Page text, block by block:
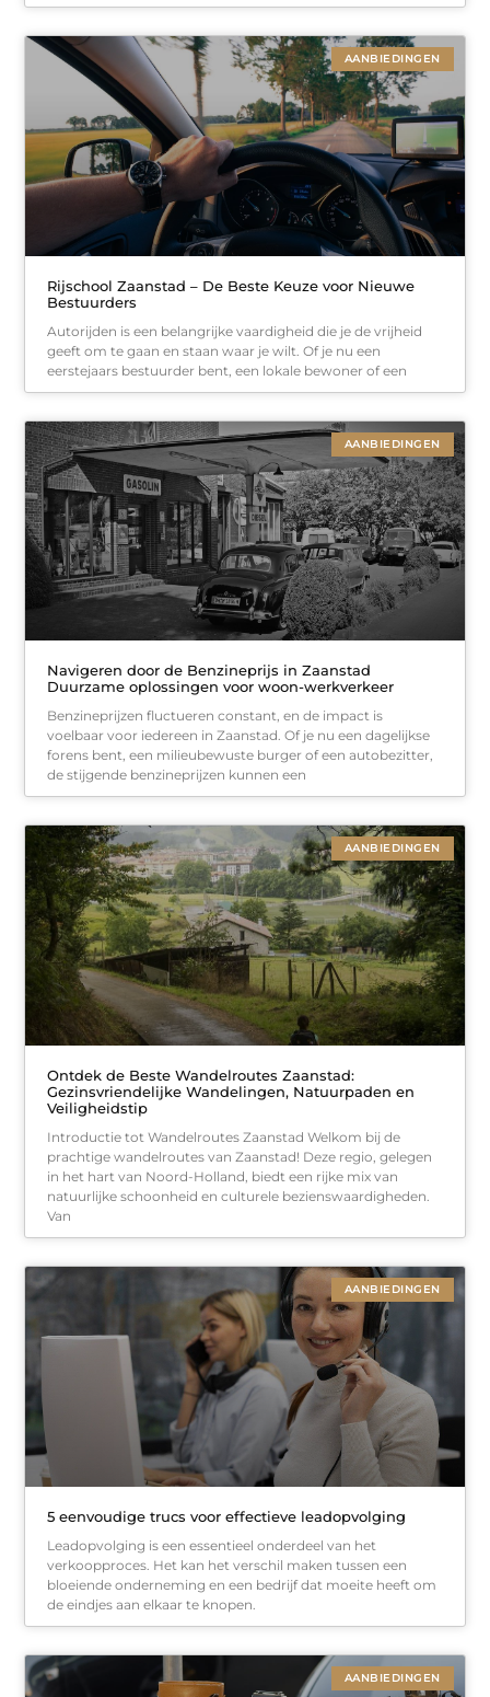
AANBIEDINGEN
Rijschool Zaanstad – De Beste Keuze voor Nieuwe
Bestuurders
Autorijden is een belangrijke vaardigheid die je de vrijheid
geeft om te gaan en staan waar je wilt. Of je nu een
eerstejaars bestuurder bent, een lokale bewoner of een
AANBIEDINGEN
Navigeren door de Benzineprijs in Zaanstad
Duurzame oplossingen voor woon-werkverkeer
Benzineprijzen fluctueren constant, en de impact is
voelbaar voor iedereen in Zaanstad. Of je nu een dagelijkse
forens bent, een milieubewuste burger of een autobezitter,
de stijgende benzineprijzen kunnen een
AANBIEDINGEN
Ontdek de Beste Wandelroutes Zaanstad:
Gezinsvriendelijke Wandelingen, Natuurpaden en
Veiligheidstip
Introductie tot Wandelroutes Zaanstad Welkom bij de
prachtige wandelroutes van Zaanstad! Deze regio, gelegen
in het hart van Noord-Holland, biedt een rijke mix van
natuurlijke schoonheid en culturele bezienswaardigheden.
Van
AANBIEDINGEN
5 eenvoudige trucs voor effectieve leadopvolging
Leadopvolging is een essentieel onderdeel van het
verkoopproces. Het kan het verschil maken tussen een
bloeiende onderneming en een bedrijf dat moeite heeft om
de eindjes aan elkaar te knopen.
AANBIEDINGEN